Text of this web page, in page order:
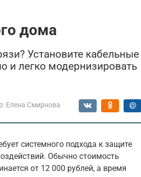
дома
Установите кабельные
и легко модернизировать
Елена Смирнова
системного подхода к защите
Обычно стоимость
от 12 000 рублей, а время